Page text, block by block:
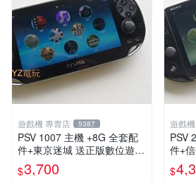
遊戲機 專賣店 5387
PSV 1007 主機 +8G 全套配
件+東京迷城 送正版數位遊戲
$3,700
遊戲
PSV
件+
$